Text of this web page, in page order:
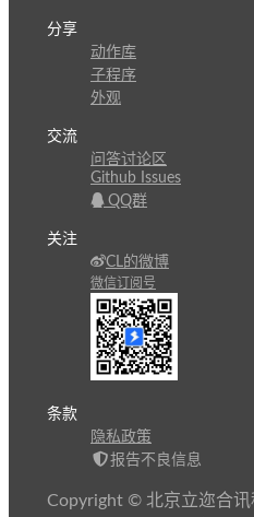
分享
动作库
子程序
外观
交流
问答讨论区
Github Issues
QQ群
关注
CL的微博
微信订阅号
条款
隐私政策
报告不良信息
Copyright © 北京立迩合讯